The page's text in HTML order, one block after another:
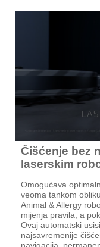
Čišćenje bez
laserskim
Omogućava
veoma tankom
Animal & Allergy
mijenja pravila, a
Ovaj automatski
najsavremenije